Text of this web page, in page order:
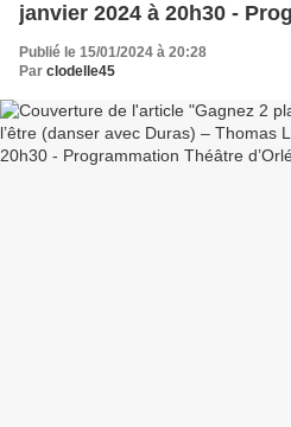
janvier 2024 à 20h30 -
d’Orléans / Scène nationale
Publié le 15/01/2024 à 20:28
Par clodelle45